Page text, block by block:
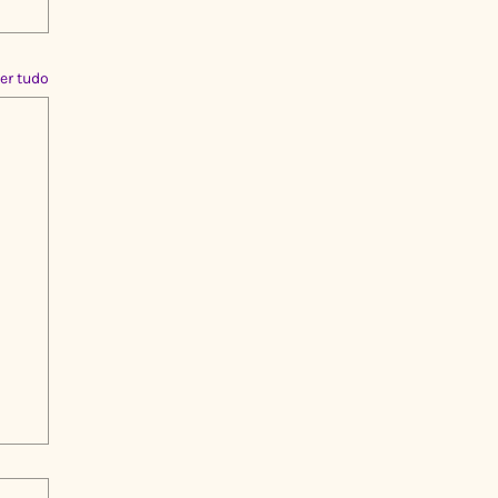
tudo